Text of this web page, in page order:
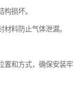
损坏。
料防止气体泄漏。
置和方式，确保安装牢